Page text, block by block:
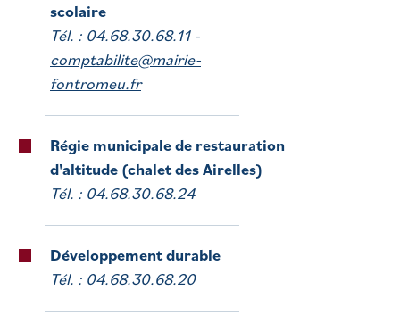
scolaire
Tél. : 04.68.30.68.11 -
comptabilite@mairie-
fontromeu.fr
Régie municipale de restauration
d'altitude (chalet des Airelles)
Tél. : 04.68.30.68.24
Développement durable
Tél. : 04.68.30.68.20